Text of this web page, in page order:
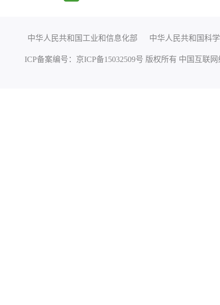
中华人民共和国工业和信息化部 中华人民共和国科
ICP备案编号： 京ICP备15032509号 版权所有 中国互联